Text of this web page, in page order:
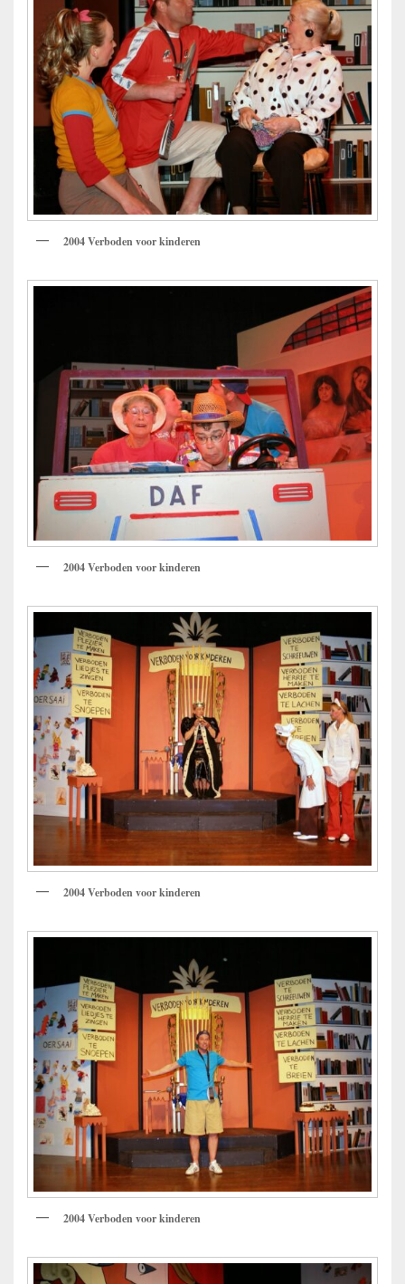
2004 Verboden voor kinderen
2004 Verboden voor kinderen
2004 Verboden voor kinderen
2004 Verboden voor kinderen